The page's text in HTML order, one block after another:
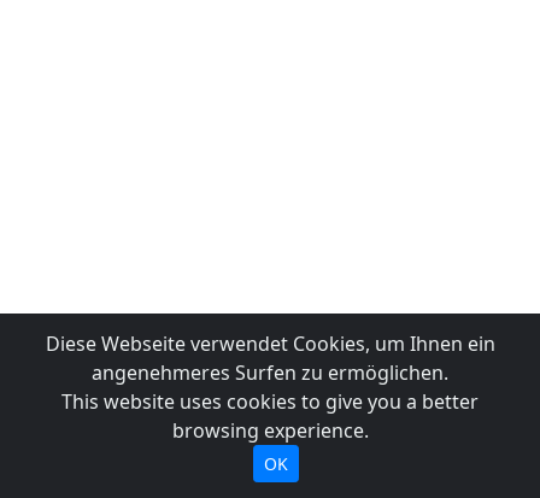
Diese Webseite verwendet Cookies, um Ihnen ein
angenehmeres Surfen zu ermöglichen.
This website uses cookies to give you a better
browsing experience.
OK